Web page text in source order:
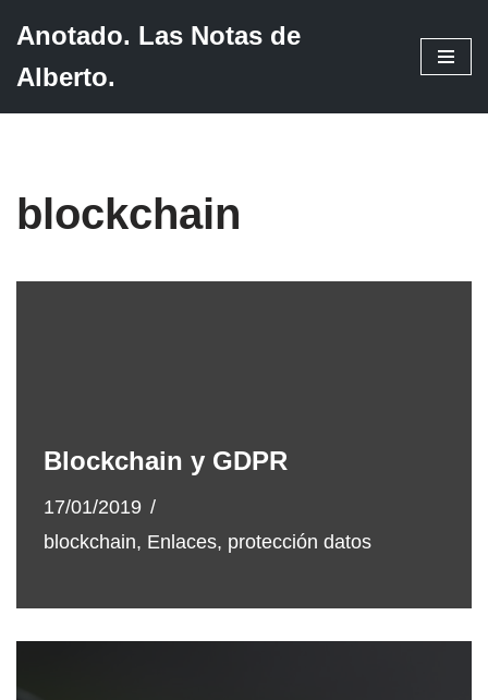
Saltar
Anotado. Las Notas de
Alberto.
blockchain
Blockchain y GDPR
17/01/2019
blockchain, Enlaces, protección datos